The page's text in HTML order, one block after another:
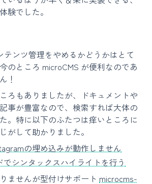
験でした。
テンツ管理をやめるかどうかはとて
のところ microCMS が便利なのであ
！
ろもありましたが、ドキュメントや
事が豊富なので、検索すれば大体の
。特に以下のふたつは痒いところに
がして助かりました。
の埋め込みが動作しません
でシンタックスハイライトを行う
ませんが型付けサポート microcms-